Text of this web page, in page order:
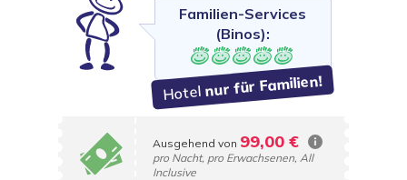
Familien-Services
(Binos):
Hotelnur für Familien!
Ausgehend von 99,00 €
pro Nacht, pro Erwachsenen, All
Inclusive